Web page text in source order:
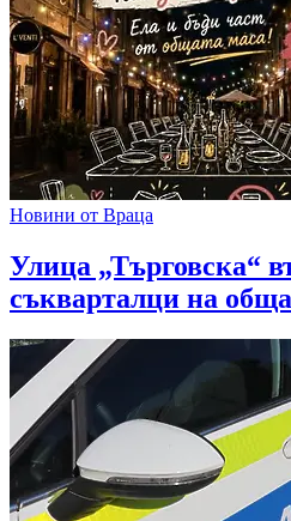
Новини от Враца
Улица „Търговска“
съкварталци на